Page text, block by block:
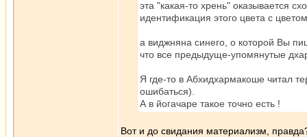
эта "какая-то хрень" оказывается
идентификация этого цвета с
а виджняна синего, о которой Вы
что все предыдуще-упомянутые
Я где-то в Абхидхармакоше читал
ошибаться).
А в йогачаре такое точно есть !
Вот и до свидания материализм,